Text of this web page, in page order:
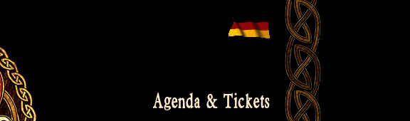
Agenda & Tickets